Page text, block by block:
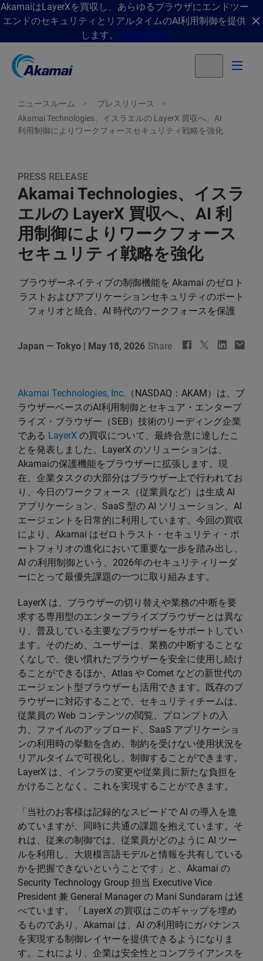
AkamaiはLayerXを買収し、あらゆるブラウザにエンドツー
エンドのセキュリティとリアルタイムのAI利用制御を提供
します。 詳細を見る
ニュースルーム
プレスリリース
Akamai Technologies、イスラエルの LayerX 買収へ、AI
利用制御によりワークフォースセキュリティ戦略を強化
PRESS RELEASE
Akamai Technologies、イスラ
エルの LayerX 買収へ、AI 利
用制御によりワークフォース
セキュリティ戦略を強化
ブラウザーネイティブの制御機能を Akamai のゼロト
ラストおよびアプリケーションセキュリティのポート
フォリオと統合、AI 時代のワークフォースを保護
Japan — Tokyo | May 18, 2026 Share
Akamai Technologies, Inc. （NASDAQ：AKAM）は、ブ
ラウザーベースのAI利用制御とセキュア・エンタープ
ライズ・ブラウザー（SEB）技術のリーディング企業
である LayerX の買収について、最終合意に達したこ
とを発表しました。LayerX のソリューションは、
Akamaiの保護機能をブラウザーに拡張します。現
在、企業タスクの大部分はブラウザー上で行われてお
り、今日のワークフォース（従業員など）は生成 AI
アプリケーション、SaaS 型の AI ソリューション、AI
エージェントを日常的に利用しています。今回の買収
により、Akamai はゼロトラスト・セキュリティ・ポ
ートフォリオの進化において重要な一歩を踏み出し、
AI の利用制御という、2026年のセキュリティリーダ
ーにとって最優先課題の一つに取り組みます。
LayerX は、ブラウザーの切り替えや業務の中断を要
求する専用型のエンタープライズブラウザーとは異な
り、普及している主要なブラウザーをサポートしてい
ます。そのため、ユーザーは、業務の中断することな
くなしで、使い慣れたブラウザーを安全に使用し続け
ることができるほか、Atlas や Comet などの新世代の
エージェント型ブラウザーも活用できます。既存のブ
ラウザーに対応することで、セキュリティチームは、
従業員の Web コンテンツの閲覧、プロンプトの入
力、ファイルのアップロード、SaaS アプリケーショ
ンの利用時の挙動を含め、制約を受けない使用状況を
リアルタイムで可視化し、制御することができます。
LayerX は、インフラの変更や従業員に新たな負担を
かけることなく、これを実現することができます。
「当社のお客様は記録的なスピードで AI の導入を進
めていますが、同時に共通の課題を抱えています。そ
れは、従来の制御では、従業員がどのように AI ツー
ルを利用し、大規模言語モデルと情報を共有している
かを把握できないということです」と、Akamai の
Security Technology Group 担当 Executive Vice
President 兼 General Manager の Mani Sundaram は述
べています。「LayerX の買収はこのギャップを埋め
るものであり、Akamai は、AI の利用時にガバナンス
を実現する制御レイヤーを提供できるようになりま
す。これにより、企業は安全性とコンプライアンスを